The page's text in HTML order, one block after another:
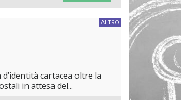
ALTRO
cartacea oltre la
in attesa del...